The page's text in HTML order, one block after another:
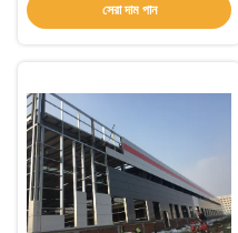
সেরা দাম পান